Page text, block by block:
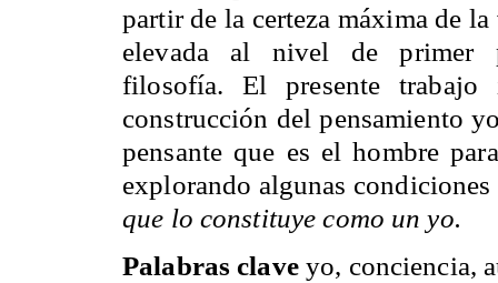
partir de la certeza máxima de la
elevada al nivel de primer
filosofía. El presente
construcción del pensamiento
pensante que es el hombre
explorando algunas
que lo constituye como un yo.
Palabras claveyo, conciencia,